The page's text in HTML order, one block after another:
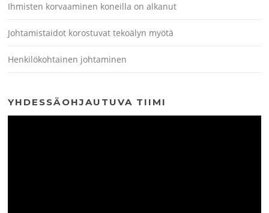
Ihmisten korvaaminen koneilla on alkanut
Johtamistaidot korostuvat tekoälyn myötä
Henkilökohtainen johtaminen
YHDESSÄOHJAUTUVA TIIMI